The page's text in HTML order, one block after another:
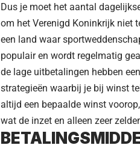
Dus je moet het aantal
om het Verenigd Koninkrijk niet
een land waar
populair en wordt regelmatig
de lage uitbetalingen hebben
strategieën waarbij je bij winst
altijd een bepaalde winst
wat de inzet en alleen zeer